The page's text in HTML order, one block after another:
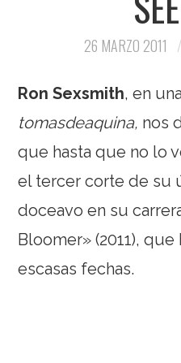
26 MARZO 2011
Ron Sexsmith, en
tomasdeaquina, nos
que hasta que no lo
el tercer corte de su
doceavo en su
Bloomer» (2011), que
escasas fechas.